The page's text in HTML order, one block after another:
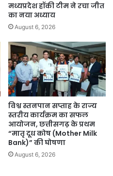
मध्यप्रदेश हॉकी टीम ने रचा जीत
का नया अध्याय
August 6, 2026
विश्व स्तनपान सप्ताह के राज्य
स्तरीय कार्यक्रम का सफल
आयोजन, छत्तीसगढ़ के प्रथम
“मातृ दूध कोष (Mother Milk
Bank)” की घोषणा
August 6, 2026